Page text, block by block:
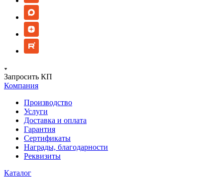
Запросить КП
Компания
Производство
Услуги
Доставка и оплата
Гарантия
Сертификаты
Награды, благодарности
Реквизиты
Каталог